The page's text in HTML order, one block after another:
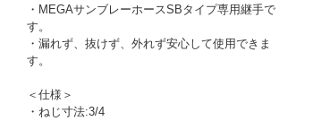
・MEGAサンブレーホースSBタイプ専用継手で
す。
・漏れず、抜けず、外れず安心して使用できま
す。
＜仕様＞
・ねじ寸法:3/4